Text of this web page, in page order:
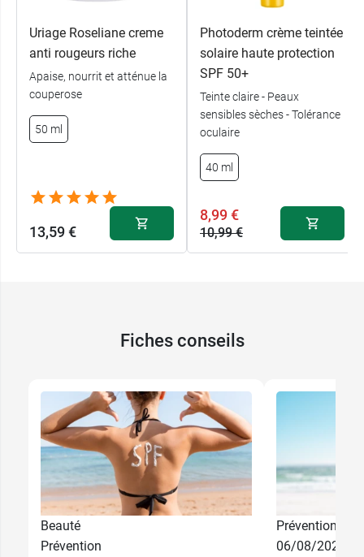
Uriage Roseliane creme
anti rougeurs riche
Apaise, nourrit et atténue la
couperose
50 ml
13,59 €
Photoderm crème teintée
solaire haute protection
SPF 50+
Teinte claire - Peaux
sensibles sèches - Tolérance
oculaire
40 ml
8,99 €
10,99 €
Fiches conseils
Beauté
Prévention
Prévention
06/08/2026